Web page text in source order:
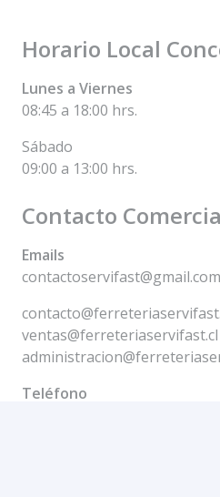
Horario Local
Lunes a Viernes
08:45 a 18:00 hrs.
Sábado
09:00 a 13:00 hrs.
Contacto
Emails
contactoservifast@gmail.com
ventas@ferreteriaservifast.cl
Teléfono